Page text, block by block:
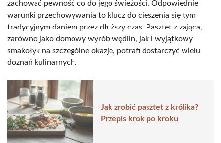
zachować pewność co do jego świeżości. Odpowiednie
warunki przechowywania to klucz do cieszenia się tym
tradycyjnym daniem przez dłuższy czas. Pasztet z zająca,
zarówno jako domowy wyrób wędlin, jak i wyjątkowy
smakołyk na szczególne okazje, potrafi dostarczyć wielu
doznań kulinarnych.
Jak zrobić pasztet z królika?
Przepis krok po kroku